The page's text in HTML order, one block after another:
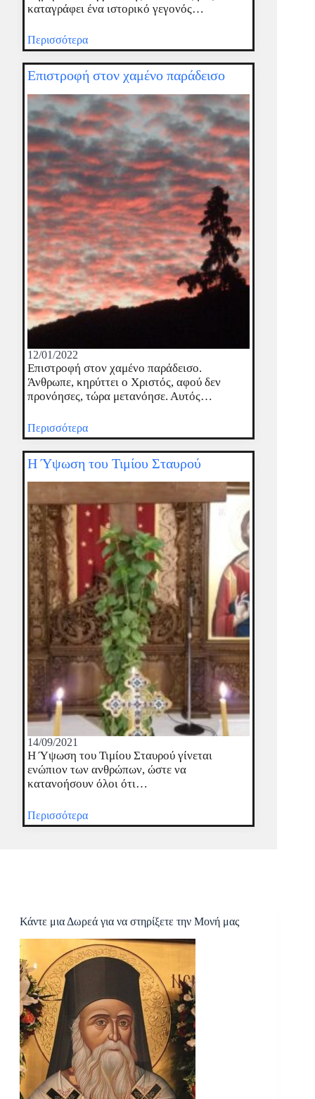
καταγράφει ένα ιστορικό γεγονός…
Περισσότερα
Επιστροφή στον χαμένο παράδεισο
12/01/2022
Επιστροφή στον χαμένο παράδεισο.
Άνθρωπε, κηρύττει ο Χριστός, αφού δεν
προνόησες, τώρα μετανόησε. Αυτός…
Περισσότερα
Η Ύψωση του Τιμίου Σταυρού
14/09/2021
Η Ύψωση του Τιμίου Σταυρού γίνεται
ενώπιον των ανθρώπων, ώστε να
κατανοήσουν όλοι ότι…
Περισσότερα
Κάντε μια Δωρεά για να στηρίξετε την Μονή μας